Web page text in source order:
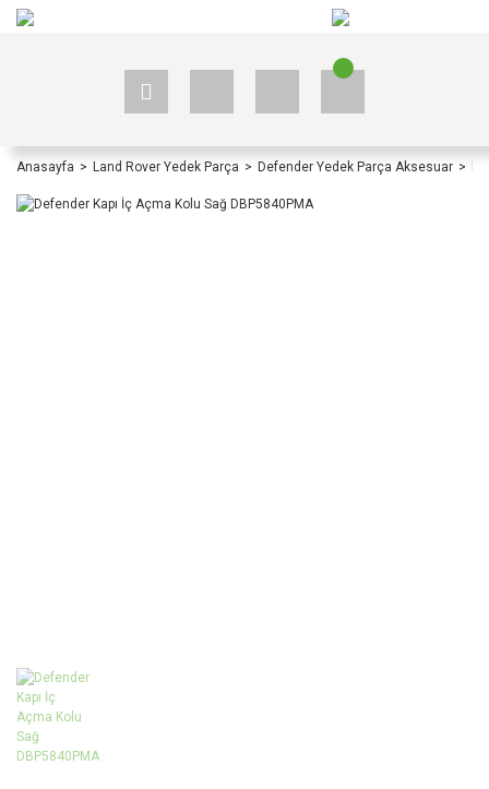
Anasayfa Land Rover Yedek Parça Defender Yedek Parça Aksesuar